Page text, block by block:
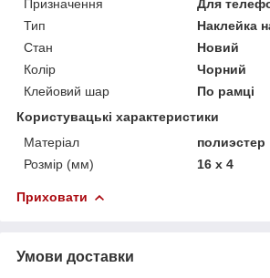
Призначення
Для
Тип
Наклейка
Стан
Новий
Колір
Чорний
Клейовий шар
По рамці
Користувацькі характеристики
Матеріал
полиэстер
Розмір (мм)
16 x 4
Приховати
Умови доставки